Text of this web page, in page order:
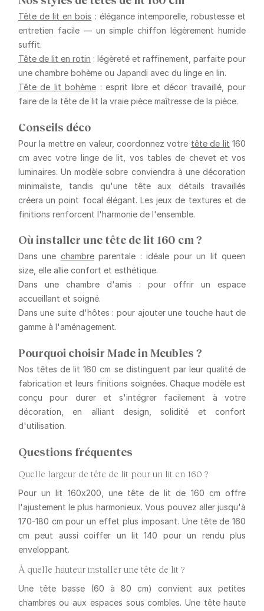
Tête de lit en bois : élégance intemporelle, robustesse et
entretien facile — un simple chiffon légèrement humide
suffit.
Tête de lit en rotin : légèreté et raffinement, parfaite pour
une chambre bohème ou Japandi avec du linge en lin.
Tête de lit bohème : esprit libre et décor travaillé, pour
faire de la tête de lit la vraie pièce maîtresse de la pièce.
Conseils déco
Pour la mettre en valeur, coordonnez votre tête de lit 160
cm avec votre linge de lit, vos tables de chevet et vos
luminaires. Un modèle sobre conviendra à une décoration
minimaliste, tandis qu'une tête aux détails travaillés
créera un point focal élégant. Les jeux de textures et de
finitions renforcent l'harmonie de l'ensemble.
Où installer une tête de lit 160 cm ?
Dans une chambreparentale : idéale pour un lit queen
size, elle allie confort et esthétique.
Dans une chambre d'amis : pour offrir un espace
accueillant et soigné.
Dans une suite d'hôtes : pour ajouter une touche haut de
gamme à l'aménagement.
Pourquoi choisir Made in Meubles ?
Nos têtes de lit 160 cm se distinguent par leur qualité de
fabrication et leurs finitions soignées. Chaque modèle est
conçu pour durer et s'intégrer facilement à votre
décoration, en alliant design, solidité et confort
d'utilisation.
Questions fréquentes
Quelle largeur de tête de lit pour un lit en 160 ?
Pour un lit 160x200, une tête de lit de 160 cm offre
l'ajustement le plus harmonieux. Vous pouvez aller jusqu'à
170-180 cm pour un effet plus imposant. Une tête de 160
cm peut aussi coiffer un lit 140 pour un rendu plus
enveloppant.
À quelle hauteur installer une tête de lit ?
Une tête basse (60 à 80 cm) convient aux petites
chambres ou aux espaces sous combles. Une tête haute